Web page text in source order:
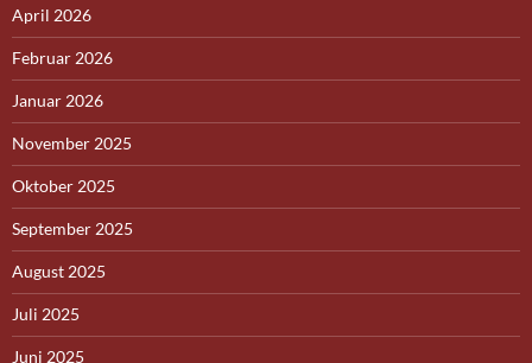
April 2026
Februar 2026
Januar 2026
November 2025
Oktober 2025
September 2025
August 2025
Juli 2025
Juni 2025